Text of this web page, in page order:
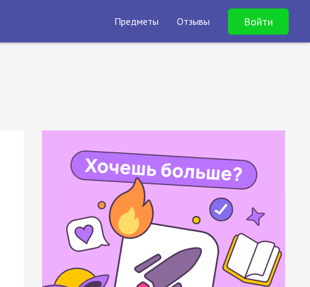
Предметы Отзывы Войти